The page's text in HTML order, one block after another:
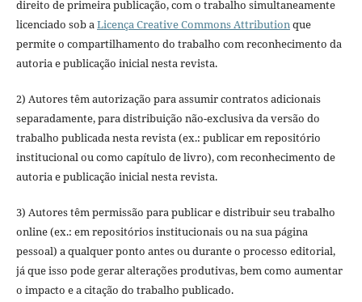
direito de primeira publicação, com o trabalho simultaneamente
licenciado sob aLicença Creative Commons Attributionque
permite o compartilhamento do trabalho com reconhecimento da
autoria e publicação inicial nesta revista.
2) Autores têm autorização para assumir contratos adicionais
separadamente, para distribuição não-exclusiva da versão do
trabalho publicada nesta revista (ex.: publicar em repositório
institucional ou como capítulo de livro), com reconhecimento de
autoria e publicação inicial nesta revista.
3) Autores têm permissão para publicar e distribuir seu trabalho
online (ex.: em repositórios institucionais ou na sua página
pessoal) a qualquer ponto antes ou durante o processo editorial,
já que isso pode gerar alterações produtivas, bem como aumentar
o impacto e a citação do trabalho publicado.